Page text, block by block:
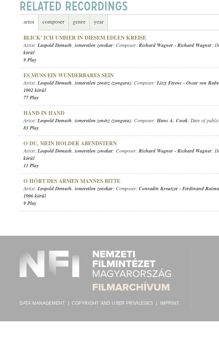
artist composer genre year
BLICK' ICH UMHER IN DIESEM EDLEN KREISE
Artist: Leopold Demuth, ismeretlen zenekar; Composer: Richard Wagner - Richard Wagner;
körül
9 Play
ES MUSS EIN WUNDERBARES SEIN
Artist: Leopold Demuth, ismeretlen zenész (zongora); Composer: Liszt Ferenc - Oscar von
1902 körül
77 Play
HAND IN HAND
Artist: Leopold Demuth, ismeretlen zenész (zongora); Composer: Hans A. Cesek; Date of
83 Play
O DU, MEIN HOLDER ABENDSTERN
Artist: Leopold Demuth, ismeretlen zenekar; Composer: Richard Wagner - Richard Wagner;
körül
11 Play
O HÖRT DES ARMEN MANNES BITTE
Artist: Leopold Demuth, ismeretlen zenekar; Composer: Conradin Kreutzer - Ferdinand
1906 körül
9 Play
DATA MANAGEMENT COPYRIGHT AND USER PRIVILEGES IMPRINT